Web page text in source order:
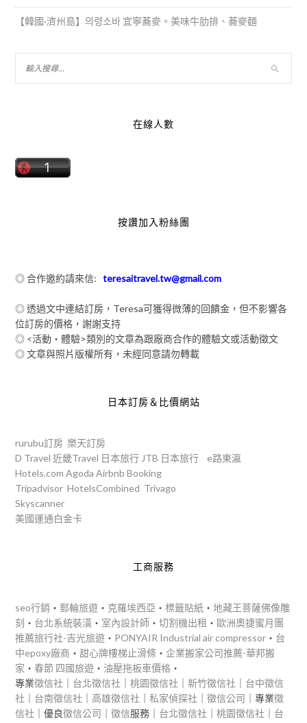
【韓國·濟州島】의령소바 宜寧蕎麥。美味牛肋排、蕎麥麵
在線人數
按讚加入粉絲團
◎ 合作邀約請來信:teresaitravel.tw@gmail.com
◎ 透過文中連結訂房，Teresa可獲得微薄的回饋金，但不影響各
位訂房的價格，謝謝支持
◎ <活動‧體驗>類別的文章為跟廠商合作的體驗文或活動徵文
◎ 文章與照片版權所有，未經同意請勿轉載
日本訂房＆比價網站
rurubu訂房 樂天訂房
D Travel 近畿Travel 日本旅行 JTB 日本旅行
e路東瀛
Hotels.com Agoda Airbnb Booking
Tripadvisor HotelsCombined Trivago
Skyscanner
美國運通白金卡
工商服務
seo行銷 ‧郵輪旅遊 ‧ 克羅埃西亞 ‧標籤貼紙 ‧地藏王菩薩佛像雕
刻 ‧ 台北系統裝潢 ‧ 室內設計師 ‧切割機出租 ‧歐洲奧捷蜜月團
推薦旅行社-吉光旅遊 ‧ PONYAIR Industrial air compressor ‧ 台
中epoxy廠商 ‧甜心牌樓梯止滑條 ‧企業搬家公司推薦-華邦搬
家 ‧春節 四國旅遊 ‧ 油壓拖板車價格 ‧
專業徵信社 台北徵信社 ｜桃園徵信社 ｜新竹徵信社
台中徵信
社
台南徵信社 高雄徵信社 ｜私家偵探社 ｜徵信公司 ｜專業徵
信社 ｜優良徵信公司 ｜徵信服務｜ 台北徵信社 ｜桃園徵信社
台